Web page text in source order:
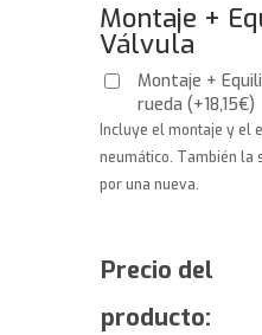
Montaje +
Válvula
Montaje +
rueda(+18,15€)
Incluye el montaje y el
neumático. También la
por una nueva.
Precio del
producto: